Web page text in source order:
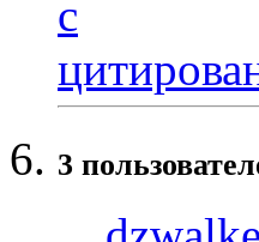
3